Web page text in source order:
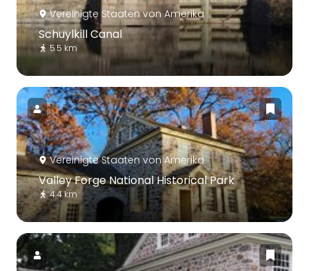
Vereinigte Staaten von Amerika
Schuylkill Canal
5.5 km
Vereinigte Staaten von Amerika
Valley Forge National Historical Park
4.4 km